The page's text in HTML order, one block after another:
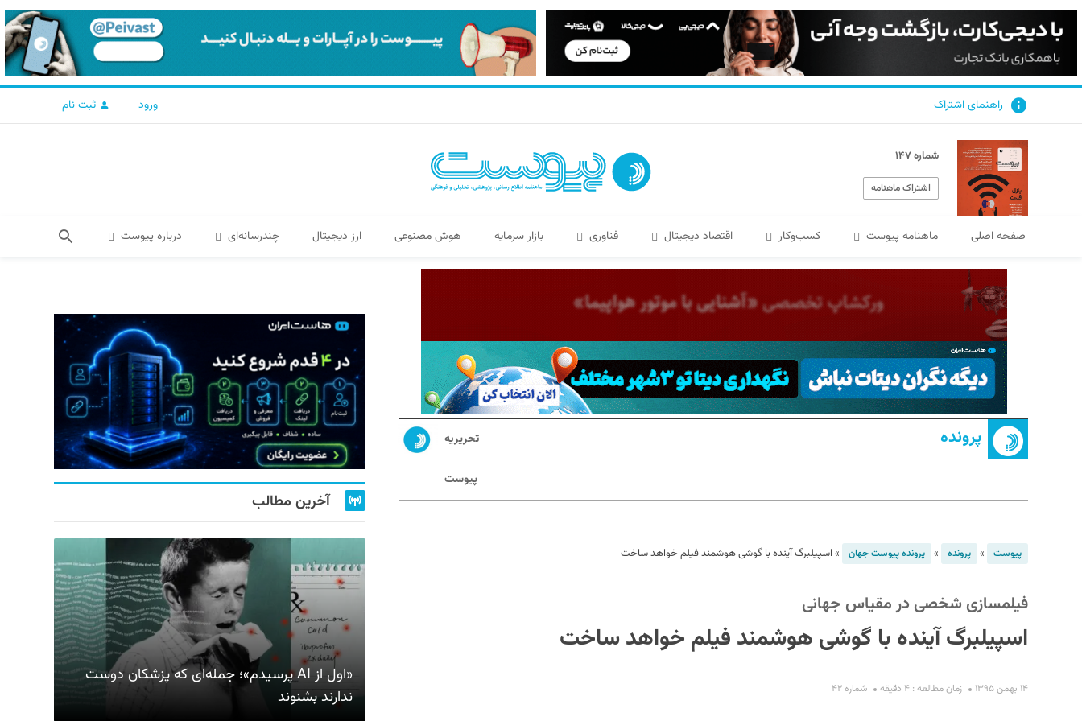
راهنمای اشتراک ورود ثبت نام
شماره ۱۴۷
اشتراک ماهنامه
صفحه اصلی ماهنامه پیوست کسب‌و‌کار اقتصاد دیجیتال فناوری بازار سرمایه هوش مصنوعی ارز دیجیتال چندرسانه‌ای درباره پیوست
پرونده تحریریه
پیوست
پیوست » پرونده » پرونده پیوست جهان » اسپیلبرگ آینده با گوشی هوشمند فیلم خواهد ساخت
فیلمسازی شخصی در مقیاس جهانی
اسپیلبرگ آینده با گوشی هوشمند فیلم خواهد ساخت
۱۴ بهمن ۱۳۹۵ زمان مطالعه : ۴ دقیقه شماره ۴۲
آخرین مطالب
«اول از AI پرسیدم»؛ جمله‌ای که پزشکان دوست
ندارند بشنوند